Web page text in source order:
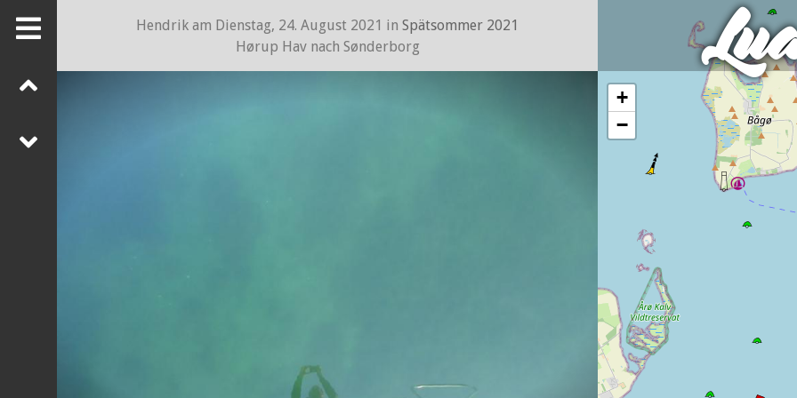
Hendrik am Dienstag, 24. August 2021 in Spätsommer 2021
Hørup Hav nach Sønderborg
+
−